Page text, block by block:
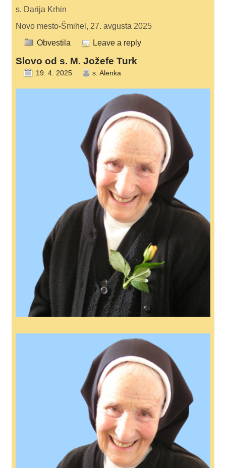
s. Darija Krhin
Novo mesto-Šmihel, 27. avgusta 2025
Obvestila
Leave a reply
Slovo od s. M. Jožefe Turk
19. 4. 2025 s. Alenka